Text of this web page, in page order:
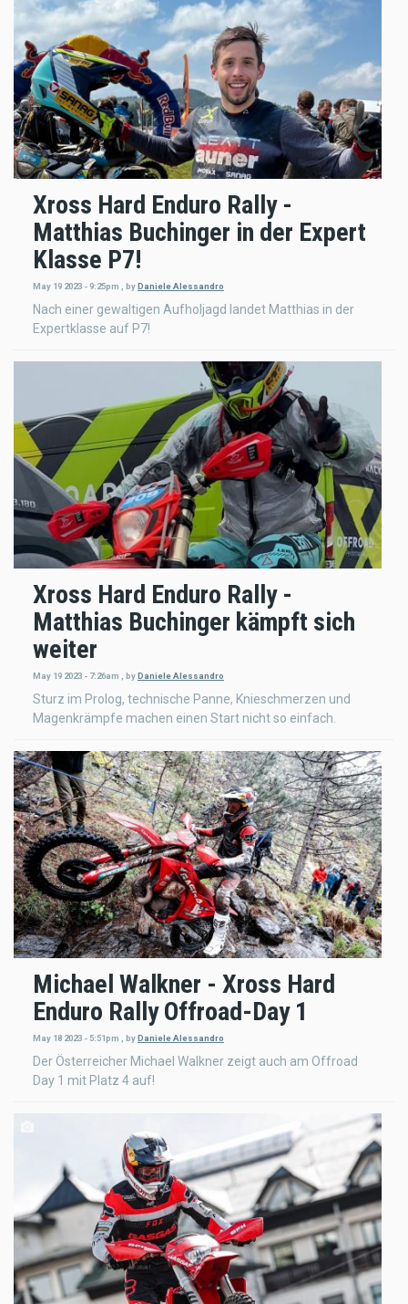
Xross Hard Enduro Rally -
Matthias Buchinger in der Expert
Klasse P7!
May 19 2023 - 9:25pm byDaniele Alessandro
Nach einer gewaltigen Aufholjagd landet Matthias in der
Expertklasse auf P7!
Xross Hard Enduro Rally -
Matthias Buchinger kämpft sich
weiter
May 19 2023 - 7:26am , byDaniele Alessandro
Sturz im Prolog, technische Panne, Knieschmerzen und
Magenkrämpfe machen einen Start nicht so einfach.
Michael Walkner - Xross Hard
Enduro Rally Offroad-Day 1
May 18 2023 - 5:51pm , byDaniele Alessandro
Der Österreicher Michael Walkner zeigt auch am Offroad
Day 1 mit Platz 4 auf!